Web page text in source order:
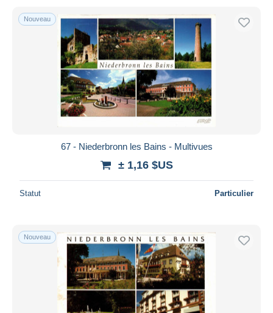
Nouveau
67 - Niederbronn les Bains - Multivues
± 1,16 $US
Statut Particulier
Nouveau